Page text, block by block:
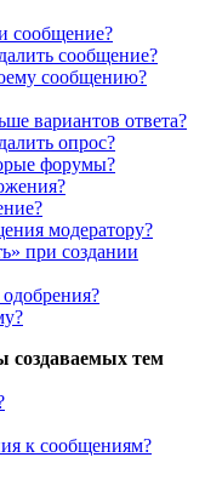
сообщение?
сообщение?
сообщению?
вариантов ответа?
опрос?
форумы?
модератору?
при создании
создаваемых тем
к сообщениям?